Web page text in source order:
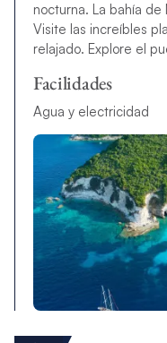
nocturna. La bahía
Visite las increíbles
relajado. Explore el
Facilidades
Agua y electricidad